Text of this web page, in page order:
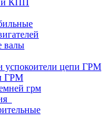
и КПП
валы
успокоители цепи ГРМ
ГРМ
грм